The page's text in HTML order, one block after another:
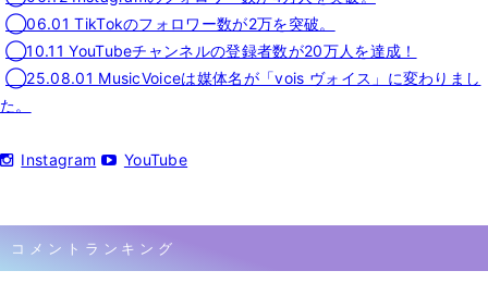
◯06.01 TikTokのフォロワー数が2万を突破。
◯10.11 YouTubeチャンネルの登録者数が20万人を達成！
◯25.08.01 MusicVoiceは媒体名が「vois ヴォイス」に変わりまし
た。
Instagram YouTube
コメントランキング